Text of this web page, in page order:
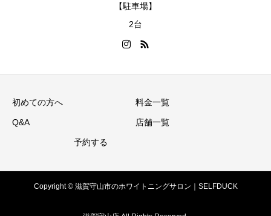
【駐車場】
2台
初めての方へ 料金一覧
Q&A 店舗一覧
予約する
Copyright © 滋賀守山市のホワイトニングサロン｜SELFDUCK